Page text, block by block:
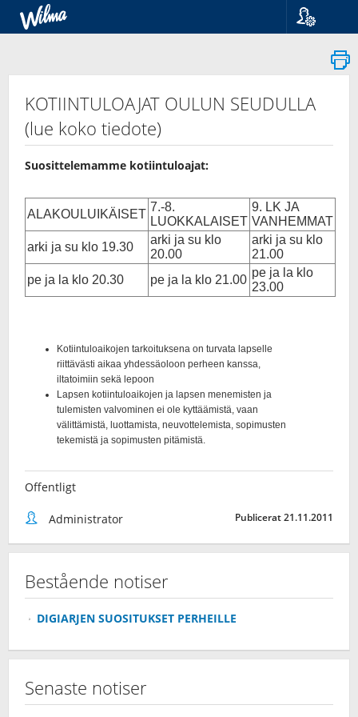
Suomi
Svenska
KOTIINTULOAJAT OULUN SEUDULLA
(lue koko tiedote)
Suosittelemamme kotiintuloajat:
Offentligt
Administrator Publicerat 21.11.2011
Bestående notiser
DIGIARJEN SUOSITUKSET PERHEILLE
Senaste notiser